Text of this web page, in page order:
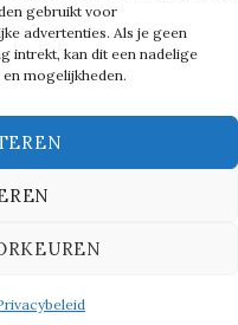
gebruikt voor
advertenties. Als je geen
intrekt, kan dit een nadelige
mogelijkheden.
|Thema:Graphy